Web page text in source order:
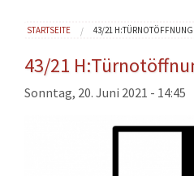
Sie sind hier
STARTSEITE 43/21
43/21
Sonntag, 20. Juni 2021 - 14:45